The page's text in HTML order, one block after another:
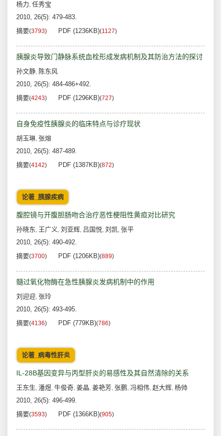
杨力, 任秀宝
2010, 26(5): 479-483.
摘要(3793) PDF (1236KB)(1127)
胰腺炎导致门静脉系统血栓形成发病机制及其防治方法的探讨
孙文静, 陈东风
2010, 26(5): 484-486+492.
摘要(4243) PDF (1296KB)(727)
自身免疫性胰腺炎的临床特点与诊疗现状
胡玉琳, 张熔
2010, 26(5): 487-489.
摘要(4142) PDF (1387KB)(872)
论著_胰腺疾病
腹腔镜与开腹胆肠吻合治疗恶性梗阻性黄疸对比研究
孙晓东, 王广义, 刘亚辉, 吕国悦, 刘凯, 张平
2010, 26(5): 490-492.
摘要(3700) PDF (1206KB)(889)
髓过氧化物酶在急性胰腺炎发病机制中的作用
刘迎迎, 张玲
2010, 26(5): 493-495.
摘要(4136) PDF (779KB)(786)
论著_病毒性肝炎
IL-28B基因变异与丙型肝炎的易感性及其自然清除的关系
王东生, 潘煜, 牛俊奇, 姜晶, 姜艳芳, 张鹏, 冯相伟, 赵大辉, 杨帅
2010, 26(5): 496-499.
摘要(3593) PDF (1366KB)(905)